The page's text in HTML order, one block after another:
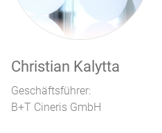
Christian Kalytta
Geschäftsführer:
B+T Cineris GmbH